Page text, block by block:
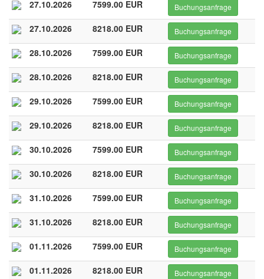
27.10.2026 7599.00 EUR Buchungsanfrage
27.10.2026 8218.00 EUR Buchungsanfrage
28.10.2026 7599.00 EUR Buchungsanfrage
28.10.2026 8218.00 EUR Buchungsanfrage
29.10.2026 7599.00 EUR Buchungsanfrage
29.10.2026 8218.00 EUR Buchungsanfrage
30.10.2026 7599.00 EUR Buchungsanfrage
30.10.2026 8218.00 EUR Buchungsanfrage
31.10.2026 7599.00 EUR Buchungsanfrage
31.10.2026 8218.00 EUR Buchungsanfrage
01.11.2026 7599.00 EUR Buchungsanfrage
01.11.2026 8218.00 EUR Buchungsanfrage